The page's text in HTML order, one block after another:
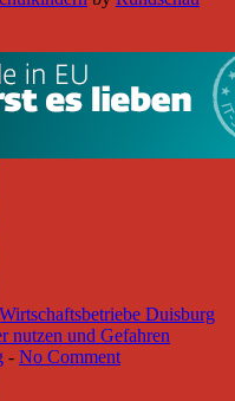
Wirtschaftsbetriebe Duisburg
nutzen und Gefahren
- No Comment